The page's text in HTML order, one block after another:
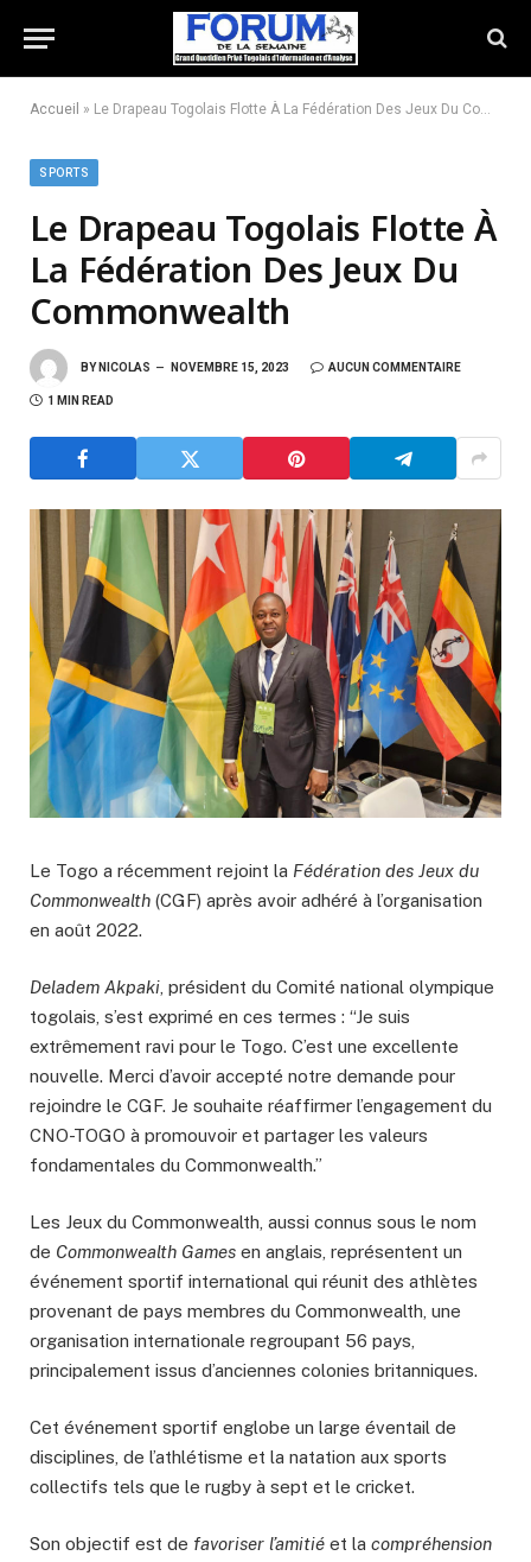
Accueil » Le Drapeau Togolais Flotte À La Fédération Des Jeux Du Commonwealth
SPORTS
Le Drapeau Togolais Flotte À
La Fédération Des Jeux Du
Commonwealth
BY NICOLAS NOVEMBRE 15, 2023 AUCUN COMMENTAIRE
1 MIN READ
Le Togo a récemment rejoint la Fédération des Jeux du
Commonwealth (CGF) après avoir adhéré à l’organisation
en août 2022.
Deladem Akpaki , président du Comité national olympique
togolais, s’est exprimé en ces termes : “Je suis
extrêmement ravi pour le Togo. C’est une excellente
nouvelle. Merci d’avoir accepté notre demande pour
rejoindre le CGF. Je souhaite réaffirmer l’engagement du
CNO-TOGO à promouvoir et partager les valeurs
fondamentales du Commonwealth.”
Les Jeux du Commonwealth, aussi connus sous le nom
de Commonwealth Games en anglais, représentent un
événement sportif international qui réunit des athlètes
provenant de pays membres du Commonwealth, une
organisation internationale regroupant 56 pays,
principalement issus d’anciennes colonies britanniques.
Cet événement sportif englobe un large éventail de
disciplines, de l’athlétisme et la natation aux sports
collectifs tels que le rugby à sept et le cricket.
Son objectif est de favoriser l’amitié et la compréhension